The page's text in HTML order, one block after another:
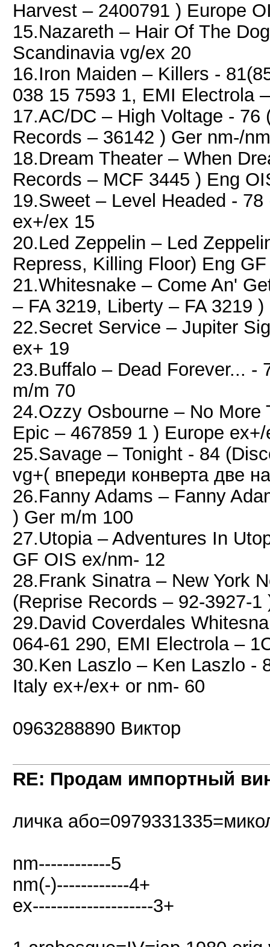
Harvest – 2400791 ) Europe
15.Nazareth – Hair Of The
Scandinavia vg/ex 20
16.Iron Maiden – Killers -
038 15 7593 1, EMI Electrola
17.AC/DC ‎– High Voltage - 76
Records ‎– 36142 ) Ger nm-/
18.Dream Theater ‎– When
Records ‎– MCF 3445 ) Eng
19.Sweet – Level Headed -
ex+/ex 15
20.Led Zeppelin – Led
Repress, Killing Floor) Eng
21.Whitesnake ‎– Come An'
‎– FA 3219, Liberty ‎– FA 3219
22.Secret Service ‎– Jupiter
ex+ 19
23.Buffalo ‎– Dead Forever... -
m/m 70
24.Ozzy Osbourne – No
Epic – 467859 1 ) Europe
25.Savage – Tonight - 84
vg+( впереди конверта две
26.Fanny Adams – Fanny
) Ger m/m 100
27.Utopia – Adventures In
GF OIS ex/nm- 12
28.Frank Sinatra ‎– New York
(Reprise Records ‎– 92-3927-
29.David Coverdales
064-61 290, EMI Electrola ‎–
30.Ken Laszlo ‎– Ken Laszlo -
Italy ex+/ex+ or nm- 60
0963288890 Виктор
RE: Продам импортный
личка
nm------------5
nm(-)------------4+
ex--------------------3+